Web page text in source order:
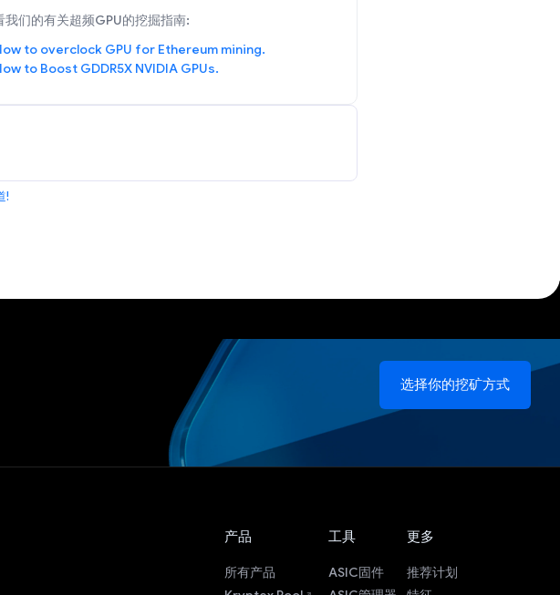
我们的有关超频GPU的挖掘指南:
to overclock GPU for Ethereum mining.
to Boost GDDR5X NVIDIA GPUs.
!
选择你的挖矿方式
产品
所有产品
工具
ASIC固件
更多
推荐计划